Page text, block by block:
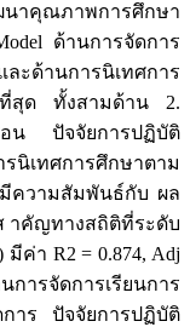
าคุณภาพการศึกษา
ด้านการจัดการ
ะด้านการนิเทศการ
ที่สุด ทั้งสามด้าน 2.
อน ปัจจัยการปฏิบัติ
นิเทศการศึกษาตาม
มีความสัมพันธ์กับ ผล
าคัญทางสถิติที่ระดับ
ค่า R2 = 0.874, Adj
ารจัดการเรียนการ
าร ปัจจัยการปฏิบัติ